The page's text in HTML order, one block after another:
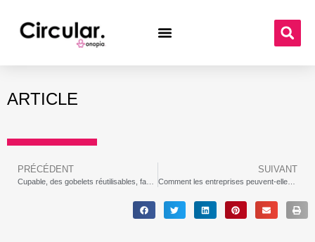
ARTICLE
PRÉCÉDENT SUIVANT
Comment les entreprises peuvent-elles créer un modèle économique durable ?